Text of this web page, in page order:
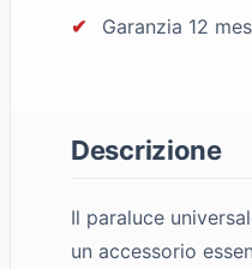
✔
Garanzia 12
Descrizione
Il paraluce
un accessorio